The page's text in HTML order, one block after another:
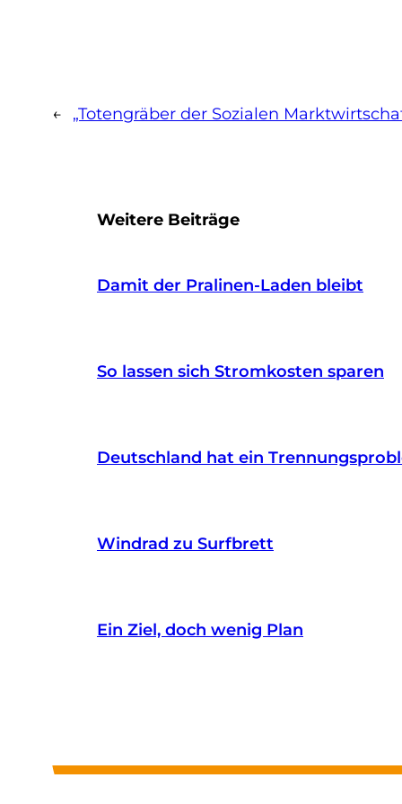
← „Totengräber der Sozialen
Weitere Beiträge
Damit der Pralinen-Laden bleibt
So lassen sich Stromkosten sparen
Deutschland hat ein
Windrad zu Surfbrett
Ein Ziel, doch wenig Plan